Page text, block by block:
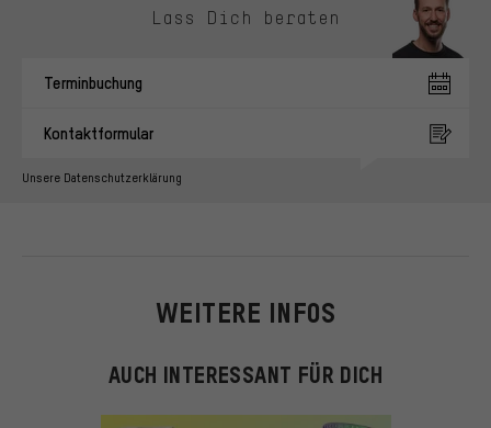
Lass Dich beraten
Terminbuchung
Kontaktformular
Unsere Datenschutzerklärung
WEITERE INFOS
AUCH INTERESSANT FÜR DICH